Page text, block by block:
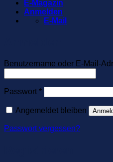
E-Magazin
Anmelden
E-Mail
Benutzername oder E-Mail-
Passwort *Erforderlich
Angemeldet bleiben
Passwort vergessen?